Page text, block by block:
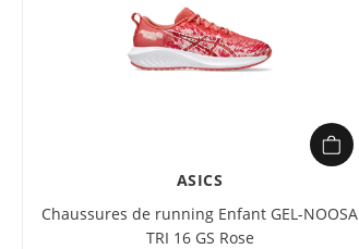
ASICS
Chaussures de running Enfant GEL-NOOSA
TRI 16 GS Rose